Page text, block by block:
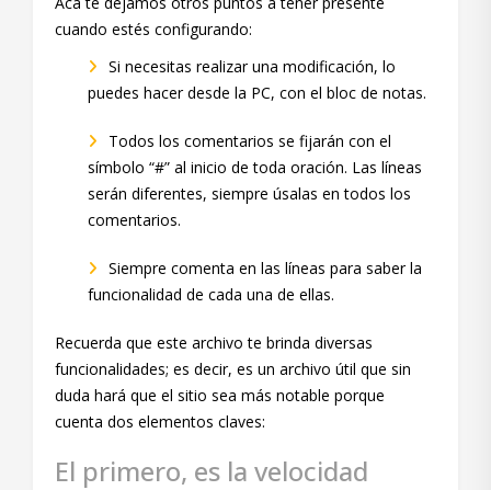
cuando estés configurando:
Si necesitas realizar una modificación, lo
puedes hacer desde la PC, con el bloc de notas.
Todos los comentarios se fijarán con el
símbolo “#” al inicio de toda oración. Las líneas
serán diferentes, siempre úsalas en todos los
comentarios.
Siempre comenta en las líneas para saber la
funcionalidad de cada una de ellas.
Recuerda que este archivo te brinda diversas
funcionalidades; es decir, es un archivo útil que sin
duda hará que el sitio sea más notable porque
cuenta dos elementos claves:
El primero, es la velocidad